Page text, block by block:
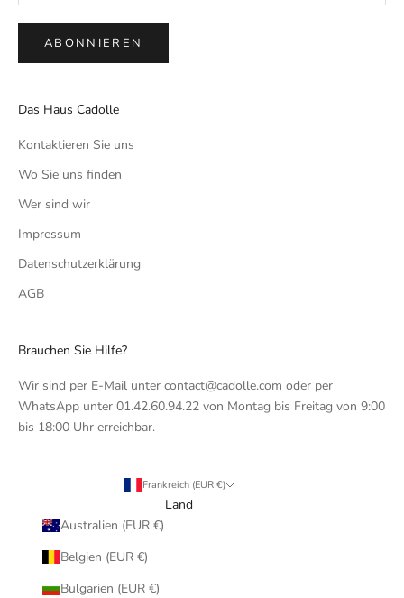
ABONNIEREN
Das Haus Cadolle
Kontaktieren Sie uns
Wo Sie uns finden
Wer sind wir
Impressum
Datenschutzerklärung
AGB
Brauchen Sie Hilfe?
Wir sind per E-Mail unter contact@cadolle.com oder per
WhatsApp unter 01.42.60.94.22 von Montag bis Freitag von 9:00
bis 18:00 Uhr erreichbar.
Frankreich (EUR €)
Land
Australien (EUR €)
Belgien (EUR €)
Bulgarien (EUR €)